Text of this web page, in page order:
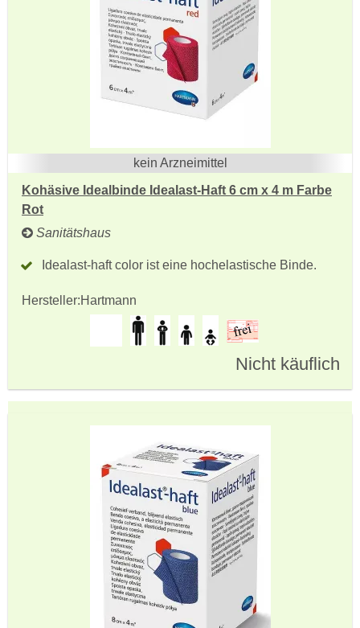
kein Arzneimittel
Kohäsive Idealbinde Idealast-Haft 6 cm x 4 m Farbe
Rot
Sanitätshaus
Idealast-haft color ist eine hochelastische Binde.
Hersteller:Hartmann
Nicht käuflich